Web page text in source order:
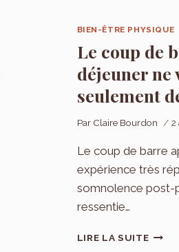
BIEN-ÊTRE PHYSIQUE
Le coup de
déjeuner ne
seulement
Par Claire Bourdon 2
Le coup de barre
expérience très
somnolence post-
ressentie…
LIRE LA SUITELE